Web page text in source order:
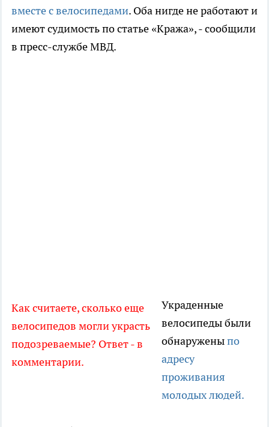
вместе с велосипедами. Оба нигде не работают и
имеют судимость по статье «Кража», - сообщили
в пресс-службе МВД.
Как считаете, сколько еще
велосипедов могли украсть
подозреваемые? Ответ - в
комментарии.
Украденные
велосипеды были
обнаруженыпо
адресу
проживания
молодых людей.